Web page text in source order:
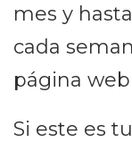
mes y
cada
página
Si este es